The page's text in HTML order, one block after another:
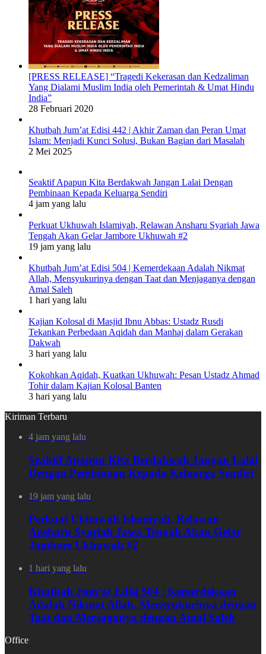
[PRESS RELEASE] “Tragedi Kekerasan dan Kedzaliman
Yang Dialami Muslim India oleh Pemerintah & Umat Hindu
India”
28 Februari 2020
Khutbah Jum’at Edisi 442 | Akhir Zaman dan Peran Umat
Islam: Menjadi Kunci Solusi, Bukan Bagian dari Masalah
2 Mei 2025
Seaktif Apapun Kita Berdakwah Jangan Lalai Dengan
Pembinaan Kepada Keluarga Sendiri
4 jam yang lalu
Perkuat Ukhuwah Islamiyah, Relawan Ansharu Syariah Jawa
Tengah Akan Gelar Jambore Ukhuwah #2
19 jam yang lalu
Khutbah Jum’at Edisi 504 | Kemerdekaan Adalah Nikmat
Allah, Mensyukurinya dengan Taat dan Menjaganya dengan
Amal Saleh
1 hari yang lalu
Kajian Kolosal di Masjid Ibnu Abbas: Ustadz Rusdi
Tekankan Perbedaan Aqidah dan Manhaj dalam Gerakan
Dakwah
3 hari yang lalu
Kokohkan Aqidah, Kuatkan Ukhuwah: Pesan Ustadz Ahmad
Tohir dalam Kajian Kolosal Banten
3 hari yang lalu
Kiriman Terbaru
4 jam yang lalu
Seaktif Apapun Kita Berdakwah Jangan Lalai
Dengan Pembinaan Kepada Keluarga Sendiri
19 jam yang lalu
Perkuat Ukhuwah Islamiyah, Relawan
Ansharu Syariah Jawa Tengah Akan Gelar
Jambore Ukhuwah #2
1 hari yang lalu
Khutbah Jum’at Edisi 504 | Kemerdekaan
Adalah Nikmat Allah, Mensyukurinya dengan
Taat dan Menjaganya dengan Amal Saleh
Office